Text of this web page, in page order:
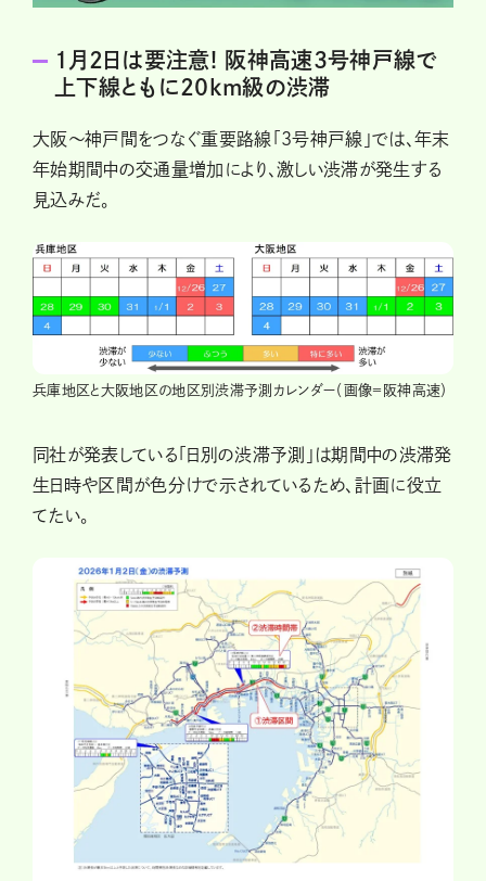
1月2日は要注意! 阪神高速3号神戸線で
上下線ともに20km級の渋滞
大阪〜神戸間をつなぐ重要路線「3号神戸線」では、年末
年始期間中の交通量増加により、激しい渋滞が発生する
見込みだ。
兵庫地区と大阪地区の地区別渋滞予測カレンダー（画像＝阪神高速）
同社が発表している「日別の渋滞予測」は期間中の渋滞発
生日時や区間が色分けで示されているため、計画に役立
てたい。